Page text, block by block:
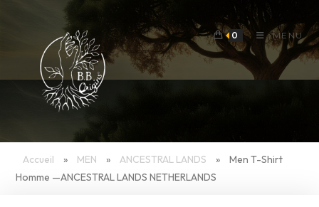
0 MENU
Accueil » MEN » ANCESTRAL LANDS »
Men T-Shirt
Homme —ANCESTRAL LANDS NETHERLANDS